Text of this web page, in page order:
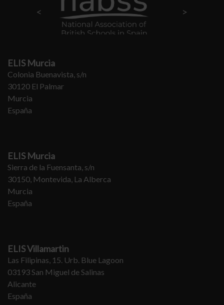
ELIS Murcia
Colonia Buenavista, s/n
30120 El Palmar
Murcia
España
ELIS Murcia
Sierra de la Fuensanta, s/n
30150, Montevida, La Alberca
Murcia
España
ELIS Villamartin
Las Filipinas, 15. Urb. Blue Lagoon
03193 San Miguel de Salinas
Alicante
España